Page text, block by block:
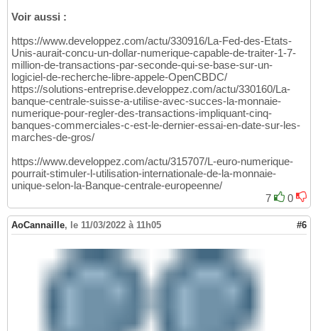
Voir aussi :
https://www.developpez.com/actu/330916/La-Fed-des-Etats-
Unis-aurait-concu-un-dollar-numerique-capable-de-traiter-1-7-
million-de-transactions-par-seconde-qui-se-base-sur-un-
logiciel-de-recherche-libre-appele-OpenCBDC/
https://solutions-entreprise.developpez.com/actu/330160/La-
banque-centrale-suisse-a-utilise-avec-succes-la-monnaie-
numerique-pour-regler-des-transactions-impliquant-cinq-
banques-commerciales-c-est-le-dernier-essai-en-date-sur-les-
marches-de-gros/
https://www.developpez.com/actu/315707/L-euro-numerique-
pourrait-stimuler-l-utilisation-internationale-de-la-monnaie-
unique-selon-la-Banque-centrale-europeenne/
7
0
AoCannaille, le 11/03/2022 à 11h05 #6